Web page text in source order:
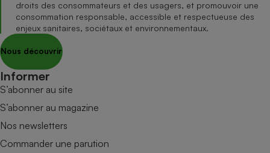
droits des consommateurs et des usagers, et promouvoir une
consommation responsable, accessible et respectueuse des
enjeux sanitaires, sociétaux et environnementaux.
Nous découvrir
Informer
S’abonner au site
S’abonner au magazine
Nos newsletters
Commander une parution